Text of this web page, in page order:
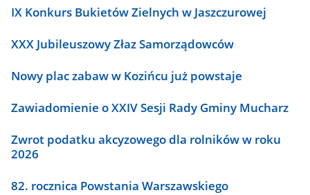
IX Konkurs Bukietów Zielnych w Jaszczurowej
XXX Jubileuszowy Złaz Samorządowców
Nowy plac zabaw w Kozińcu już powstaje
Zawiadomienie o XXIV Sesji Rady Gminy Mucharz
Zwrot podatku akcyzowego dla rolników w roku
2026
82. rocznica Powstania Warszawskiego